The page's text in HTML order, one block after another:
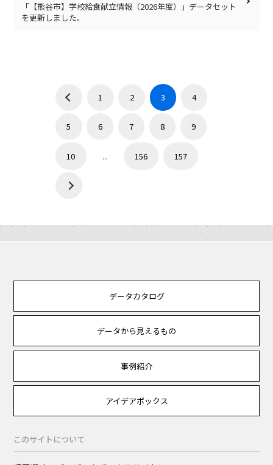
「【熊谷市】学校給食献立情報（2026年度）」データセット
を更新しました。
1 2 3 4
5 6 7 8 9
10 ... 156 157
データカタログ
データから見えるもの
事例紹介
アイデアボックス
このサイトについて